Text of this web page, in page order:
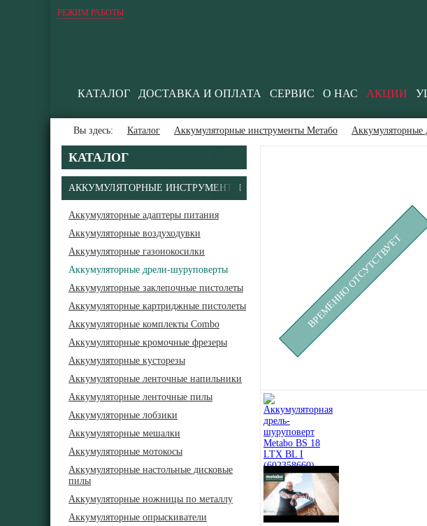
РЕЖИМ РАБОТЫ
КАТАЛОГ ДОСТАВКА И ОПЛАТА СЕРВИС О НАС АКЦИИ
Вы здесь: Каталог Аккумуляторные инструменты Метабо Аккумуляторные
КАТАЛОГ
АККУМУЛЯТОРНЫЕ ИНСТРУМЕНТЫ
Аккумуляторные адаптеры питания
Аккумуляторные воздуходувки
Аккумуляторные газонокосилки
Аккумуляторные дрели-шуруповерты
Аккумуляторные заклепочные пистолеты
Аккумуляторные картриджные пистолеты
Аккумуляторные комплекты Combo
Аккумуляторные кромочные фрезеры
Аккумуляторные кусторезы
Аккумуляторные ленточные напильники
Аккумуляторные ленточные пилы
Аккумуляторные лобзики
Аккумуляторные мешалки
Аккумуляторные мотокосы
Аккумуляторные настольные дисковые
пилы
Аккумуляторные ножницы по металлу
Аккумуляторные опрыскиватели
ВРЕМЕННО ОТСУТСТВУЕТ